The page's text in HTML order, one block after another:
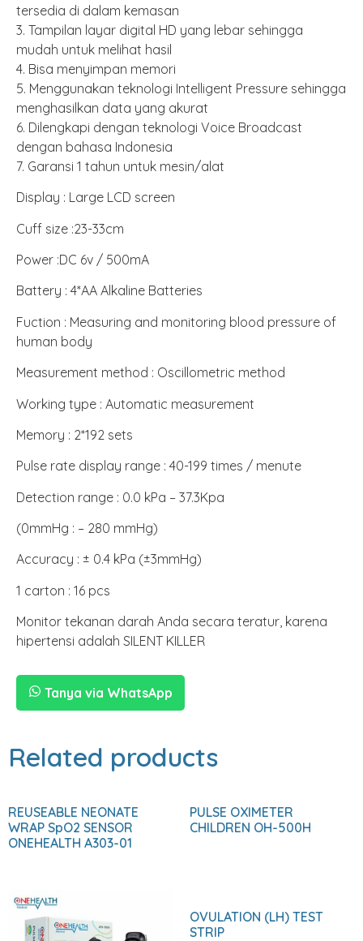
tersedia di dalam kemasan
3. Tampilan layar digital HD yang lebar sehingga
mudah untuk melihat hasil
4. Bisa menyimpan memori
5. Menggunakan teknologi Intelligent Pressure sehingga
menghasilkan data yang akurat
6. Dilengkapi dengan teknologi Voice Broadcast
dengan bahasa Indonesia
7. Garansi 1 tahun untuk mesin/alat
Display : Large LCD screen
Cuff size :23-33cm
Power :DC 6v / 500mA
Battery : 4*AA Alkaline Batteries
Fuction : Measuring and monitoring blood pressure of
human body
Measurement method : Oscillometric method
Working type : Automatic measurement
Memory : 2*192 sets
Pulse rate display range : 40-199 times / menute
Detection range : 0.0 kPa – 37.3Kpa
(0mmHg : – 280 mmHg)
Accuracy : ± 0.4 kPa (±3mmHg)
1 carton : 16 pcs
Monitor tekanan darah Anda secara teratur, karena
hipertensi adalah SILENT KILLER
Tanya via WhatsApp
Related products
REUSEABLE NEONATE
WRAP SpO2 SENSOR
ONEHEALTH A303-01
PULSE OXIMETER
CHILDREN OH-500H
OVULATION (LH) TEST
STRIP